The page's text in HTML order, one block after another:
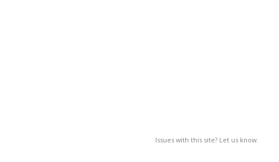
Issues with this site? Let us know.